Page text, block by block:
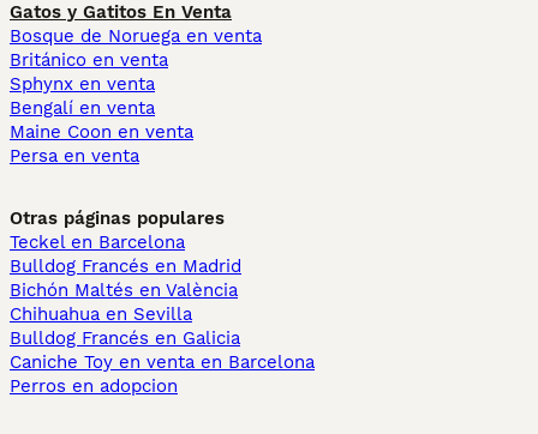
Gatos y Gatitos En Venta
Bosque de Noruega en venta
Británico en venta
Sphynx en venta
Bengalí en venta
Maine Coon en venta
Persa en venta
Otras páginas populares
Teckel en Barcelona
Bulldog Francés en Madrid
Bichón Maltés en València
Chihuahua en Sevilla
Bulldog Francés en Galicia
Caniche Toy en venta en Barcelona
Perros en adopcion